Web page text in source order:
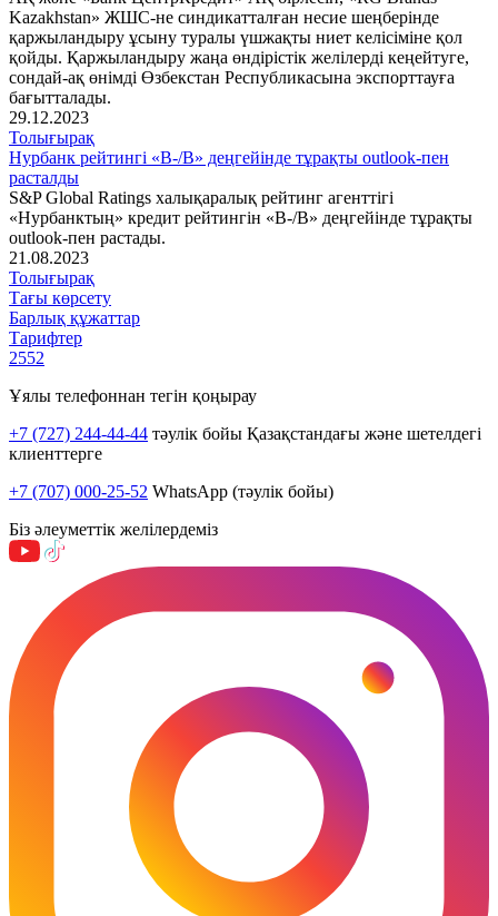
Kazakhstan» ЖШС-не синдикатталған несие шеңберінде
қаржыландыру ұсыну туралы үшжақты ниет келісіміне қол
қойды. Қаржыландыру жаңа өндірістік желілерді кеңейтуге,
сондай-ақ өнімді Өзбекстан Республикасына экспорттауға
бағытталады.
29.12.2023
Толығырақ
Нурбанк рейтингі «В-/В» деңгейінде тұрақты outlook-пен
расталды
S&P Global Ratings халықаралық рейтинг агенттігі
«Нурбанктың» кредит рейтингін «В-/В» деңгейінде тұрақты
outlook-пен растады.
21.08.2023
Толығырақ
Тағы көрсету
Барлық құжаттар
Тарифтер
2552
Ұялы телефоннан тегін қоңырау
+7 (727) 244-44-44 тәулік бойы Қазақстандағы және шетелдегі
клиенттерге
+7 (707) 000-25-52 WhatsApp (тәулік бойы)
Біз әлеуметтік желілердеміз